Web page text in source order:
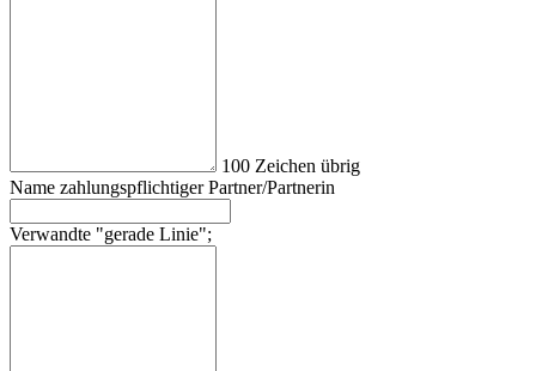
100 Zeichen übrig
Name zahlungspflichtiger Partner/Partnerin
Verwandte "gerade Linie";